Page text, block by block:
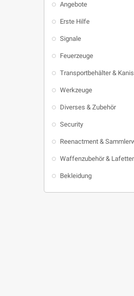
Angebote
Erste Hilfe
Signale
Feuerzeuge
Transportbehälter &
Werkzeuge
Diverses & Zubehör
Security
Reenactment &
Waffenzubehör &
Bekleidung